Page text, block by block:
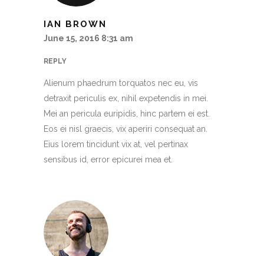
IAN BROWN
June 15, 2016 8:31 am
REPLY
Alienum phaedrum torquatos nec eu, vis
detraxit periculis ex, nihil expetendis in mei.
Mei an pericula euripidis, hinc partem ei est.
Eos ei nisl graecis, vix aperiri consequat an.
Eius lorem tincidunt vix at, vel pertinax
sensibus id, error epicurei mea et.